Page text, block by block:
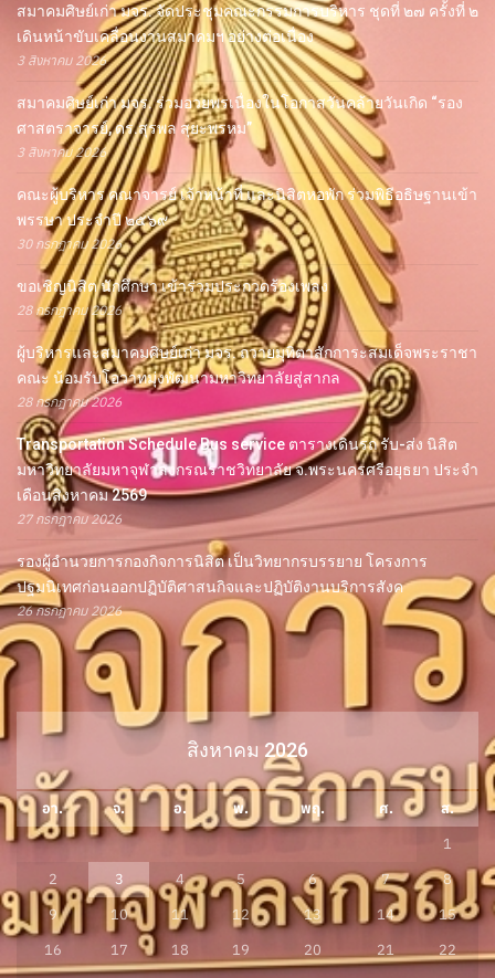
สมาคมศิษย์เก่า มจร. จัดประชุมคณะกรรมการบริหาร ชุดที่ ๒๗ ครั้งที่ ๒
เดินหน้าขับเคลื่อนงานสมาคมฯ อย่างต่อเนื่อง
3 สิงหาคม 2026
สมาคมศิษย์เก่า มจร. ร่วมอวยพรเนื่องในโอกาสวันคล้ายวันเกิด “รอง
ศาสตราจารย์, ดร.สุรพล สุยะพรหม”
3 สิงหาคม 2026
คณะผู้บริหาร คณาจารย์ เจ้าหน้าที่ และนิสิตหอพัก ร่วมพิธีอธิษฐานเข้า
พรรษา ประจำปี ๒๕๖๙
30 กรกฎาคม 2026
ขอเชิญนิสิต นักศึกษา เข้าร่วมประกวดร้องเพลง
28 กรกฎาคม 2026
ผู้บริหารและสมาคมศิษย์เก่า มจร. ถวายมุทิตาสักการะสมเด็จพระราชา
คณะ น้อมรับโอวาทมุ่งพัฒนามหาวิทยาลัยสู่สากล
28 กรกฎาคม 2026
Transportation Schedule Bus service ตารางเดินรถ รับ-ส่ง นิสิต
มหาวิทยาลัยมหาจุฬาลงกรณราชวิทยาลัย จ.พระนครศรีอยุธยา ประจำ
เดือนสิงหาคม 2569
27 กรกฎาคม 2026
รองผู้อำนวยการกองกิจการนิสิต เป็นวิทยากรบรรยาย โครงการ
ปฐมนิเทศก่อนออกปฏิบัติศาสนกิจและปฏิบัติงานบริการสังค
26 กรกฎาคม 2026
สิงหาคม 2026
อา. จ. อ. พ. พฤ. ศ.
ส.
1
2
3 4 5 6 7
8
9
10 11 12 13 14
15
16
17 18 19 20 21
22